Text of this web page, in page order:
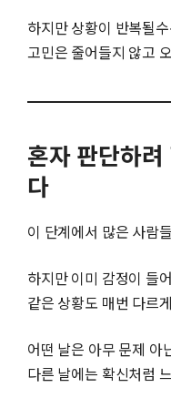
하지만 상황이 반복될
고민은 줄어들지 않고
혼자 판단하
다
이 단계에서 많은 사람
하지만 이미 감정이 들
같은 상황도 매번 다르
어떤 날은 아무 문제 아
다른 날에는 확신처럼